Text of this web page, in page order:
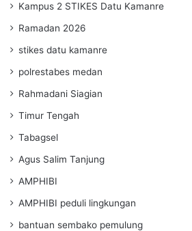
Kampus 2 STIKES Datu Kamanre
Ramadan 2026
stikes datu kamanre
polrestabes medan
Rahmadani Siagian
Timur Tengah
Tabagsel
Agus Salim Tanjung
AMPHIBI
AMPHIBI peduli lingkungan
bantuan sembako pemulung